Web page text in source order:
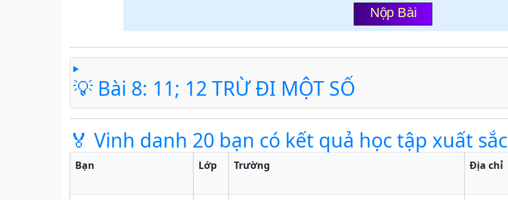
💡 Bài 8: 11; 12 TRỪ ĐI MỘT SỐ
🏅 Vinh danh 20 bạn có kết quả học tập xuất sắc
Bạn Lớp Trường Địa chỉ